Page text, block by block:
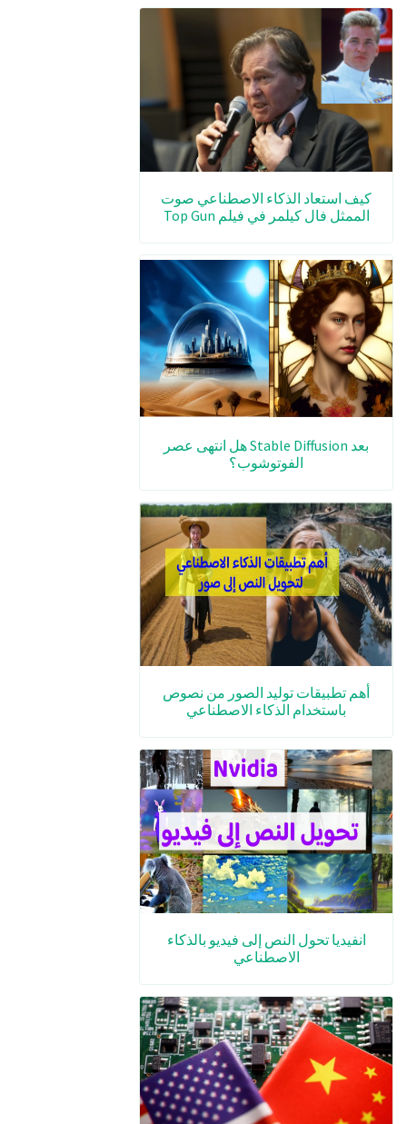
كيف استعاد الذكاء الاصطناعي صوت
الممثل فال كيلمر في فيلم Top Gun
بعد Stable Diffusion هل انتهى عصر
الفوتوشوب؟
أهم تطبيقات توليد الصور من نصوص
باستخدام الذكاء الاصطناعي
انفيديا تحول النص إلى فيديو بالذكاء
الاصطناعي